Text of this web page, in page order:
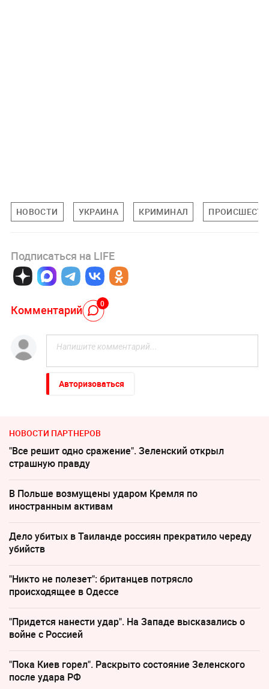
НОВОСТИ УКРАИНА КРИМИНАЛ
Подписаться на LIFE
Комментарий 0
Авторизоваться
НОВОСТИ ПАРТНЕРОВ
"Все решит одно сражение". Зеленский открыл
страшную правду
В Польше возмущены ударом Кремля по
иностранным активам
Дело убитых в Таиланде россиян прекратило череду
убийств
"Никто не полезет": британцев потрясло
происходящее в Одессе
"Придется нанести удар". На Западе высказались о
войне с Россией
"Пока Киев горел". Раскрыто состояние Зеленского
после удара РФ